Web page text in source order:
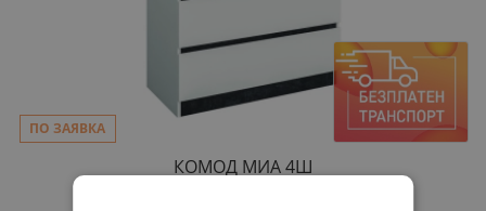
ПО ЗАЯВКА
КОМОД МИА 4Ш